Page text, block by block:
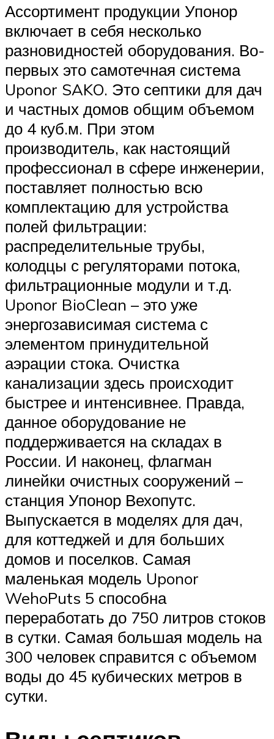
Ассортимент продукции Упонор
включает в себя несколько
разновидностей оборудования. Во-
первых это самотечная система
Uponor SAKO. Это септики для дач
и частных домов общим объемом
до 4 куб.м. При этом
производитель, как настоящий
профессионал в сфере инженерии,
поставляет полностью всю
комплектацию для устройства
полей фильтрации:
распределительные трубы,
колодцы с регуляторами потока,
фильтрационные модули и т.д.
Uponor BioClean – это уже
энергозависимая система с
элементом принудительной
аэрации стока. Очистка
канализации здесь происходит
быстрее и интенсивнее. Правда,
данное оборудование не
поддерживается на складах в
России. И наконец, флагман
линейки очистных сооружений –
станция Упонор Вехопутс.
Выпускается в моделях для дач,
для коттеджей и для больших
домов и поселков. Самая
маленькая модель Uponor
WehoPuts 5 способна
переработать до 750 литров стоков
в сутки. Самая большая модель на
300 человек справится с объемом
воды до 45 кубических метров в
сутки.